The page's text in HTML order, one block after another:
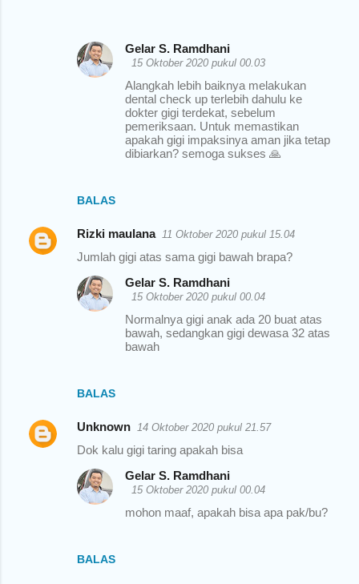
BALAS
Gelar S. Ramdhani
15 Oktober 2020 pukul 00.03
Alangkah lebih baiknya melakukan
dental check up terlebih dahulu ke
dokter gigi terdekat, sebelum
pemeriksaan. Untuk memastikan
apakah gigi impaksinya aman jika tetap
dibiarkan? semoga sukses 🙏
Rizki maulana 11 Oktober 2020 pukul 15.04
Jumlah gigi atas sama gigi bawah brapa?
BALAS
Gelar S. Ramdhani
15 Oktober 2020 pukul 00.04
Normalnya gigi anak ada 20 buat atas
bawah, sedangkan gigi dewasa 32 atas
bawah
Unknown 14 Oktober 2020 pukul 21.57
Dok kalu gigi taring apakah bisa
BALAS
Gelar S. Ramdhani
15 Oktober 2020 pukul 00.04
mohon maaf, apakah bisa apa pak/bu?